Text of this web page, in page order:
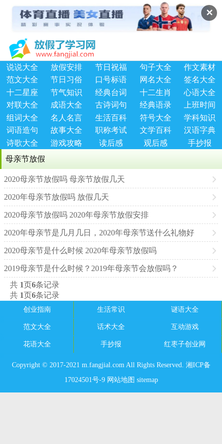
✕
说说大全 放假安排 节日祝福 句子大全
作文素材
范文大全
节日习俗 口号标语 网名大全
签名大全
十二星座
节气知识 经典台词 十二生肖
心语大全
对联大全
成语大全 古诗词句 经典语录
上班时间
组词大全
名人名言 生活百科 符号大全
学科知识
词语造句
故事大全 职称考试 文学百科
汉语字典
诗歌大全
游戏攻略 读后感 观后感
手抄报
母亲节放假
2020母亲节放假吗 母亲节放假几天
2020年母亲节放假吗 放假几天
2020母亲节放假吗 2020年母亲节放假安排
2020年母亲节是几月几日，2020年母亲节送什么礼物好
2020母亲节是什么时候 2020年母亲节放假吗
2019母亲节是什么时候？2019年母亲节会放假吗？
共 1页6条记录
共 1页6条记录
创业指南 生活常识 谜语大全
范文大全 话术大全 互动游戏
花语大全 手抄报 红枣子创业网
Copyright © 2017-2021 m.fangjial.com All Rights Reserved. 湘ICP备
17024501号-9 网站地图 sitemap